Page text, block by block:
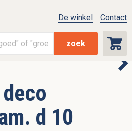
zoek
De winkel Contact
d 10